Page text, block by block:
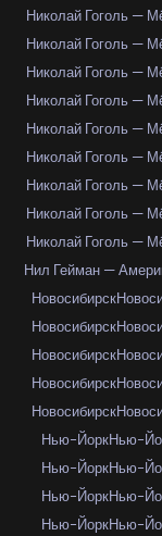
Николай Гоголь —
Николай Гоголь —
Николай Гоголь —
Николай Гоголь —
Николай Гоголь —
Николай Гоголь —
Николай Гоголь —
Николай Гоголь —
Николай Гоголь —
Нил Гейман —
Новосибирск
Новосибирск
Новосибирск
Новосибирск
Новосибирск
Нью-ЙоркНью-
Нью-ЙоркНью-
Нью-ЙоркНью-
Нью-ЙоркНью-